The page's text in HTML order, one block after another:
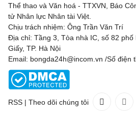
Thể thao và Văn hoá - TTXVN, Báo
tử Nhân lực Nhân tài Việt.
Chịu trách nhiệm: Ông Trần Văn Trí
Địa chỉ: Tầng 3, Tòa nhà IC, số 82
Giấy, TP. Hà Nội
Email: bongda24h@incom.vn /Số điện
RSS | Theo dõi chúng tôi